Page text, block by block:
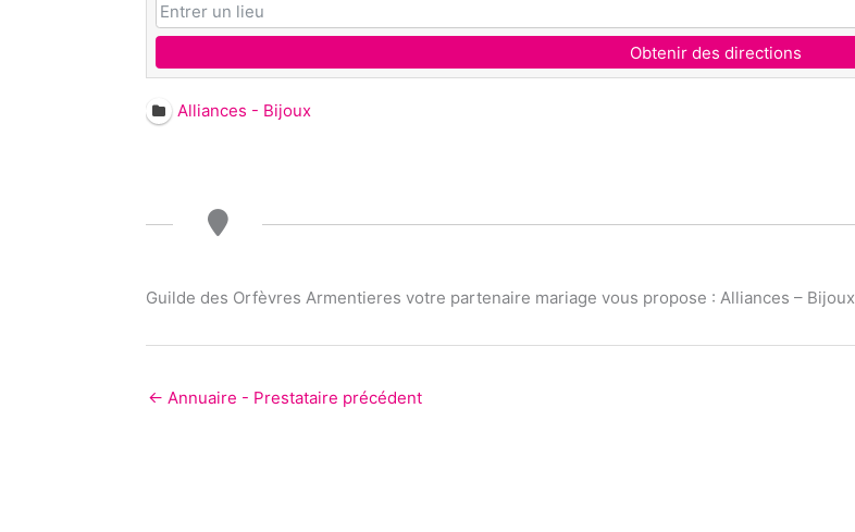
Obtenir des directions
Alliances - Bijoux
Guilde des Orfèvres Armentieres votre partenaire mariage vous propose : Alliances – Bijoux
← Annuaire - Prestataire précédent